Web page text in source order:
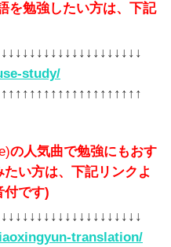
を勉強したい方は、下記
study/
の人気曲で勉強にもおす
い方は、下記リンクよ
付です)
translation/